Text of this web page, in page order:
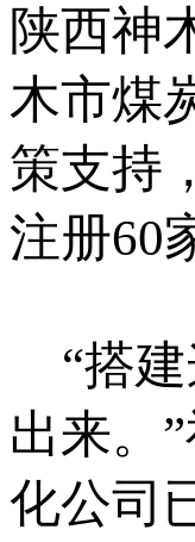
陕西神
木市煤
策支持
注册60
“搭建
出来。
化公司